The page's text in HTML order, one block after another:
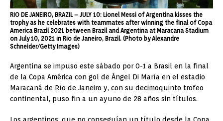
RIO DE JANEIRO, BRAZIL – JULY 10: Lionel Messi of Argentina kisses the
trophy as he celebrates with teammates after winning the final of Copa
America Brazil 2021 between Brazil and Argentina at Maracana Stadium
on July 10, 2021 in Rio de Janeiro, Brazil. (Photo by Alexandre
Schneider/Getty Images)
Argentina se impuso este sábado por 0-1 a Brasil en la final
de la Copa América con gol de Ángel Di María en el estadio
Maracaná de Río de Janeiro y, con su decimoquinto trofeo
continental, puso fin a un ayuno de 28 años sin títulos.
Los argentinos, que no conseguían un título desde la Copa